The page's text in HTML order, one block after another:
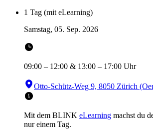
1 Tag (mit eLearning)
Samstag, 05. Sep. 2026
09:00 – 12:00 & 13:00 – 17:00 Uhr
Otto-Schütz-Weg 9, 8050 Zürich
Mit dem BLINK eLearning machst du
nur einem Tag.